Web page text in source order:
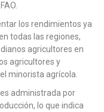
los rendimientos ya
todas las regiones,
agricultores en
agricultores y
minorista agrícola.
administrada por
lo que indica